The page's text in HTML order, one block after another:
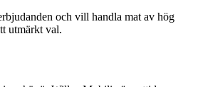
och vill handla mat av hög
utmärkt val.